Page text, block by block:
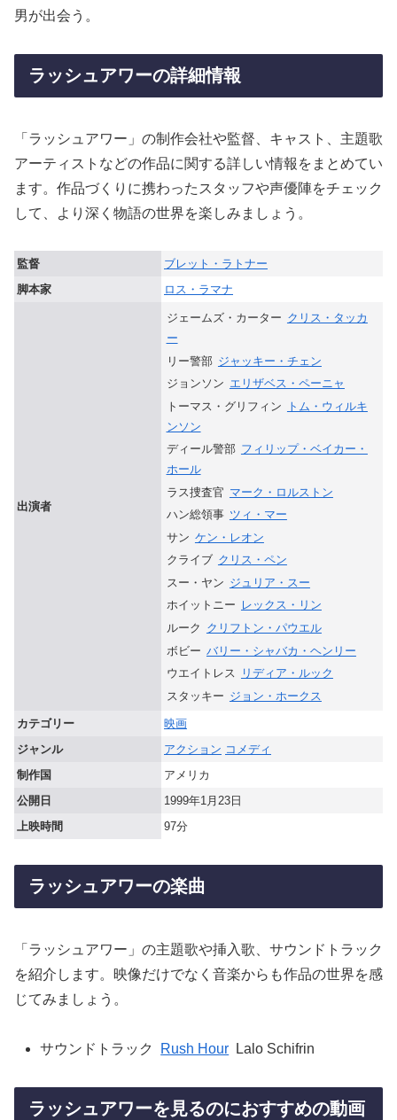
男が出会う。
ラッシュアワーの詳細情報
「ラッシュアワー」の制作会社や監督、キャスト、主題歌
アーティストなどの作品に関する詳しい情報をまとめてい
ます。作品づくりに携わったスタッフや声優陣をチェック
して、より深く物語の世界を楽しみましょう。
監督
ブレット・ラトナー
脚本家
ロス・ラマナ
出演者
ジェームズ・カーター クリス・タッカ
ー
リー警部 ジャッキー・チェン
ジョンソン エリザベス・ペーニャ
トーマス・グリフィン
トム・ウィルキ
ンソン
ディール警部 フィリップ・ベイカー・
ホール
ラス捜査官 マーク・ロルストン
ハン総領事 ツィ・マー
サン ケン・レオン
クライブ クリス・ペン
スー・ヤン ジュリア・スー
ホイットニー レックス・リン
ルーク クリフトン・パウエル
ボビー バリー・シャバカ・ヘンリー
ウエイトレス
リディア・ルック
スタッキー ジョン・ホークス
カテゴリー
映画
ジャンル
アクション コメディ
制作国
アメリカ
公開日
1999年1月23日
上映時間
97分
ラッシュアワーの楽曲
「ラッシュアワー」の主題歌や挿入歌、サウンドトラック
を紹介します。映像だけでなく音楽からも作品の世界を感
じてみましょう。
サウンドトラック Rush Hour Lalo Schifrin
ラッシュアワーを見るのにおすすめの動画